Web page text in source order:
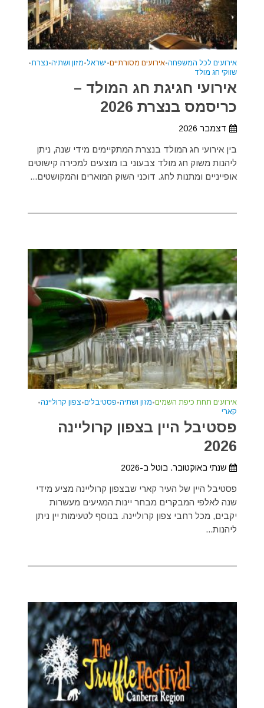
אירועים לכל המשפחה•אירועים מסורתיים•ישראל•מזון ושתיה•נצרת•
שווקי חג מולד
אירועי חגיגת חג המולד –
כריסמס בנצרת 2026
דצמבר 2026
בין אירועי חג המולד בנצרת המתקיימים מידי שנה, ניתן
ליהנות משוק חג מולד צבעוני בו מוצעים למכירה קישוטים
אופייניים ומתנות לחג. דוכני השוק המוארים והמקושטים...
אירועים תחת כיפת השמים•מזון ושתיה•פסטיבלים•צפון קרוליינה•
קארי
פסטיבל היין בצפון קרוליינה
2026
שנתי באוקטובר. בוטל ב-2026
פסטיבל היין של העיר קארי שבצפון קרוליינה מציע מידי
שנה לאלפי המבקרים מבחר יינות המגיעים מעשרות
יקבים, מכל רחבי צפון קרוליינה. בנוסף לטעימות יין ניתן
ליהנות...